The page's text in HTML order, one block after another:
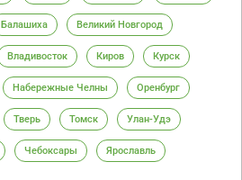
Балашиха Великий Новгород
Владивосток Киров Курск
Набережные Челны Оренбург
Тверь Томск Улан-Удэ
Чебоксары Ярославль